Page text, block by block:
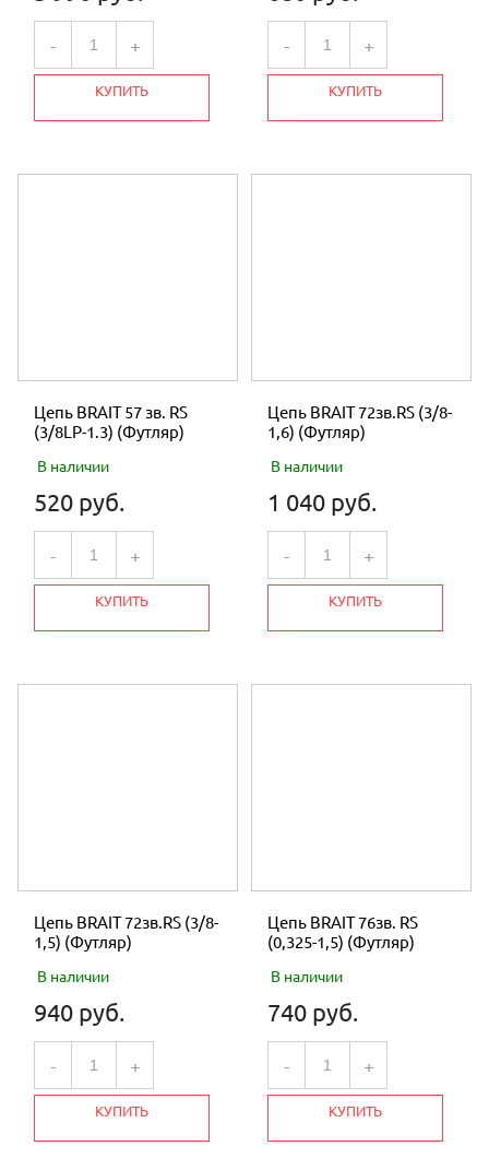
- +
КУПИТЬ
- +
КУПИТЬ
Цепь BRAIT 57 зв. RS
(3/8LP-1.3) (Футляр)
В наличии
520 руб.
- +
КУПИТЬ
Цепь BRAIT 72зв.RS (3/8-
1,6) (Футляр)
В наличии
1 040 руб.
- +
КУПИТЬ
Цепь BRAIT 72зв.RS (3/8-
1,5) (Футляр)
В наличии
940 руб.
- +
КУПИТЬ
Цепь BRAIT 76зв. RS
(0,325-1,5) (Футляр)
В наличии
740 руб.
- +
КУПИТЬ